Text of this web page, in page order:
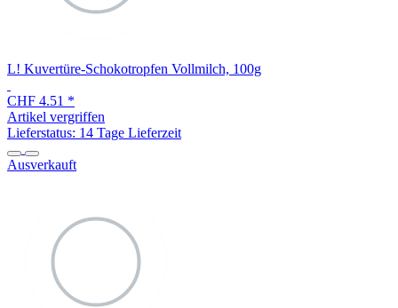
L! Kuvertüre-Schokotropfen Vollmilch, 100g
CHF 4.51 *
Artikel vergriffen
Lieferstatus: 14 Tage Lieferzeit
Ausverkauft